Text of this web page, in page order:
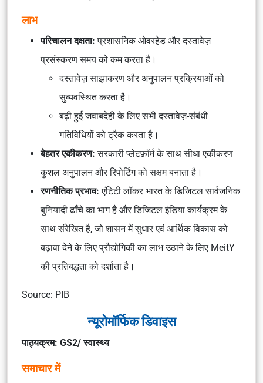
लाभ
परिचालन दक्षता:प्रशासनिक ओवरहेड और दस्तावेज़
प्रसंस्करण समय को कम करता है।
दस्तावेज़ साझाकरण और अनुपालन प्रक्रियाओं को
सुव्यवस्थित करता है।
बढ़ी हुई जवाबदेही के लिए सभी दस्तावेज़-संबंधी
गतिविधियों को ट्रैक करता है।
बेहतर एकीकरण:सरकारी प्लेटफ़ॉर्म के साथ सीधा एकीकरण
कुशल अनुपालन और रिपोर्टिंग को सक्षम बनाता है।
रणनीतिक प्रभाव:एंटिटी लॉकर भारत के डिजिटल सार्वजनिक
बुनियादी ढाँचे का भाग है और डिजिटल इंडिया कार्यक्रम के
साथ संरेखित है, जो शासन में सुधार एवं आर्थिक विकास को
बढ़ावा देने के लिए प्रौद्योगिकी का लाभ उठाने के लिए MeitY
की प्रतिबद्धता को दर्शाता है।
Source: PIB
न्यूरोमॉर्फिक डिवाइस
पाठ्यक्रम: GS2/ स्वास्थ्य
समाचार में